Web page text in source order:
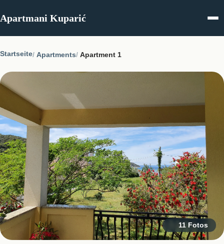
Apartmani Kuparić
Startseite Apartments Apartment 1
11 Fotos